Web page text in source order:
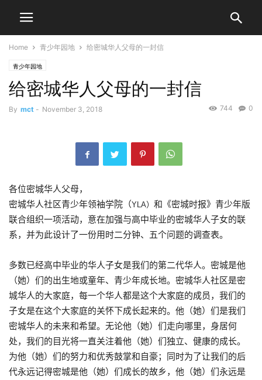
Home 青少年园地 给密城华人父母的一封信
青少年园地
给密城华人父母的一封信
By mct - November 3, 2018 0
744
各位密城华人父母，
密城华人社区青少年领袖学院（YLA） 和《密城时报》青少年版
联合组织一项活动，意在加强与高中毕业的密城华人子女的联
系，并为此设计了一份用时二分钟、五个问题的调查表。
多数已经高中毕业的华人子女是我们的第二代华人。密城是他
（她）们的出生地或童年、青少年成长地。密城华人社区是密
城华人的大家庭，每一个华人都是这个大家庭的成员，我们的
子女是在这个大家庭的关怀下成长起来的。他（她）们是我们
密城华人的未来和希望。无论他（她）们走向哪里，身居何
处，我们的目光将一直关注着他（她）们独立、健康的成长。
为他（她）们的努力和优秀鼓掌和自豪；同时为了让我们的后
代永远记得密城是他（她）们成长的故乡，他（她）们永远是